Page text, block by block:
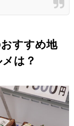
すすめ地
は？